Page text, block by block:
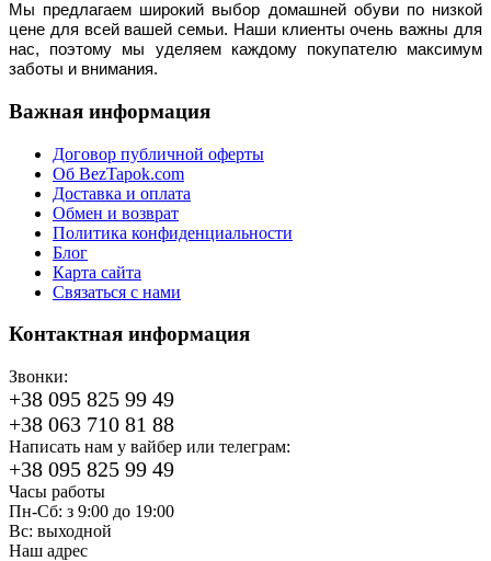
Мы предлагаем широкий выбор домашней обуви по низкой
цене для всей вашей семьи. Наши клиенты очень важны для
нас, поэтому мы уделяем каждому покупателю максимум
заботы и внимания.
Важная информация
Договор публичной оферты
Об BezTapok.com
Доставка и оплата
Обмен и возврат
Политика конфиденциальности
Блог
Карта сайта
Связаться с нами
Контактная информация
Звонки:
+38 095 825 99 49
+38 063 710 81 88
Написать нам у вайбер или телеграм:
+38 095 825 99 49
Часы работы
Пн-Сб: з 9:00 до 19:00
Вс: выходной
Наш адрес